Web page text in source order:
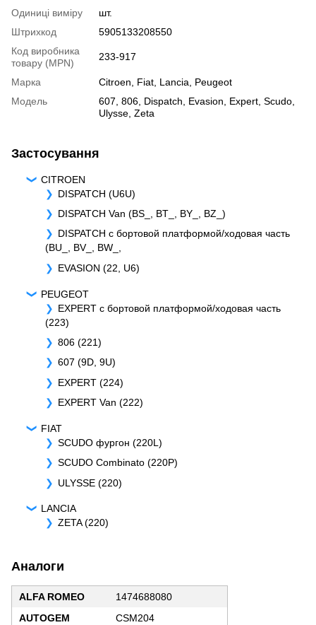
Одиниці виміру
шт.
Штрихкод
5905133208550
Код виробника
товару (MPN)
233-917
Марка Citroen Fiat Lancia
Peugeot
Модель
607 806 Dispatch Evasion Expert Scudo
Ulysse Zeta
Застосування
CITROEN
DISPATCH (U6U)
DISPATCH Van (BS_, BT_, BY_, BZ_)
DISPATCH c бортовой платформой/ходовая часть
(BU_, BV_, BW_,
EVASION (22, U6)
PEUGEOT
EXPERT c бортовой платформой/ходовая часть
(223)
806 (221)
607 (9D, 9U)
EXPERT (224)
EXPERT Van (222)
FIAT
SCUDO фургон (220L)
SCUDO Combinato (220P)
ULYSSE (220)
LANCIA
ZETA (220)
Аналоги
ALFA ROMEO
1474688080
AUTOGEM
CSM204